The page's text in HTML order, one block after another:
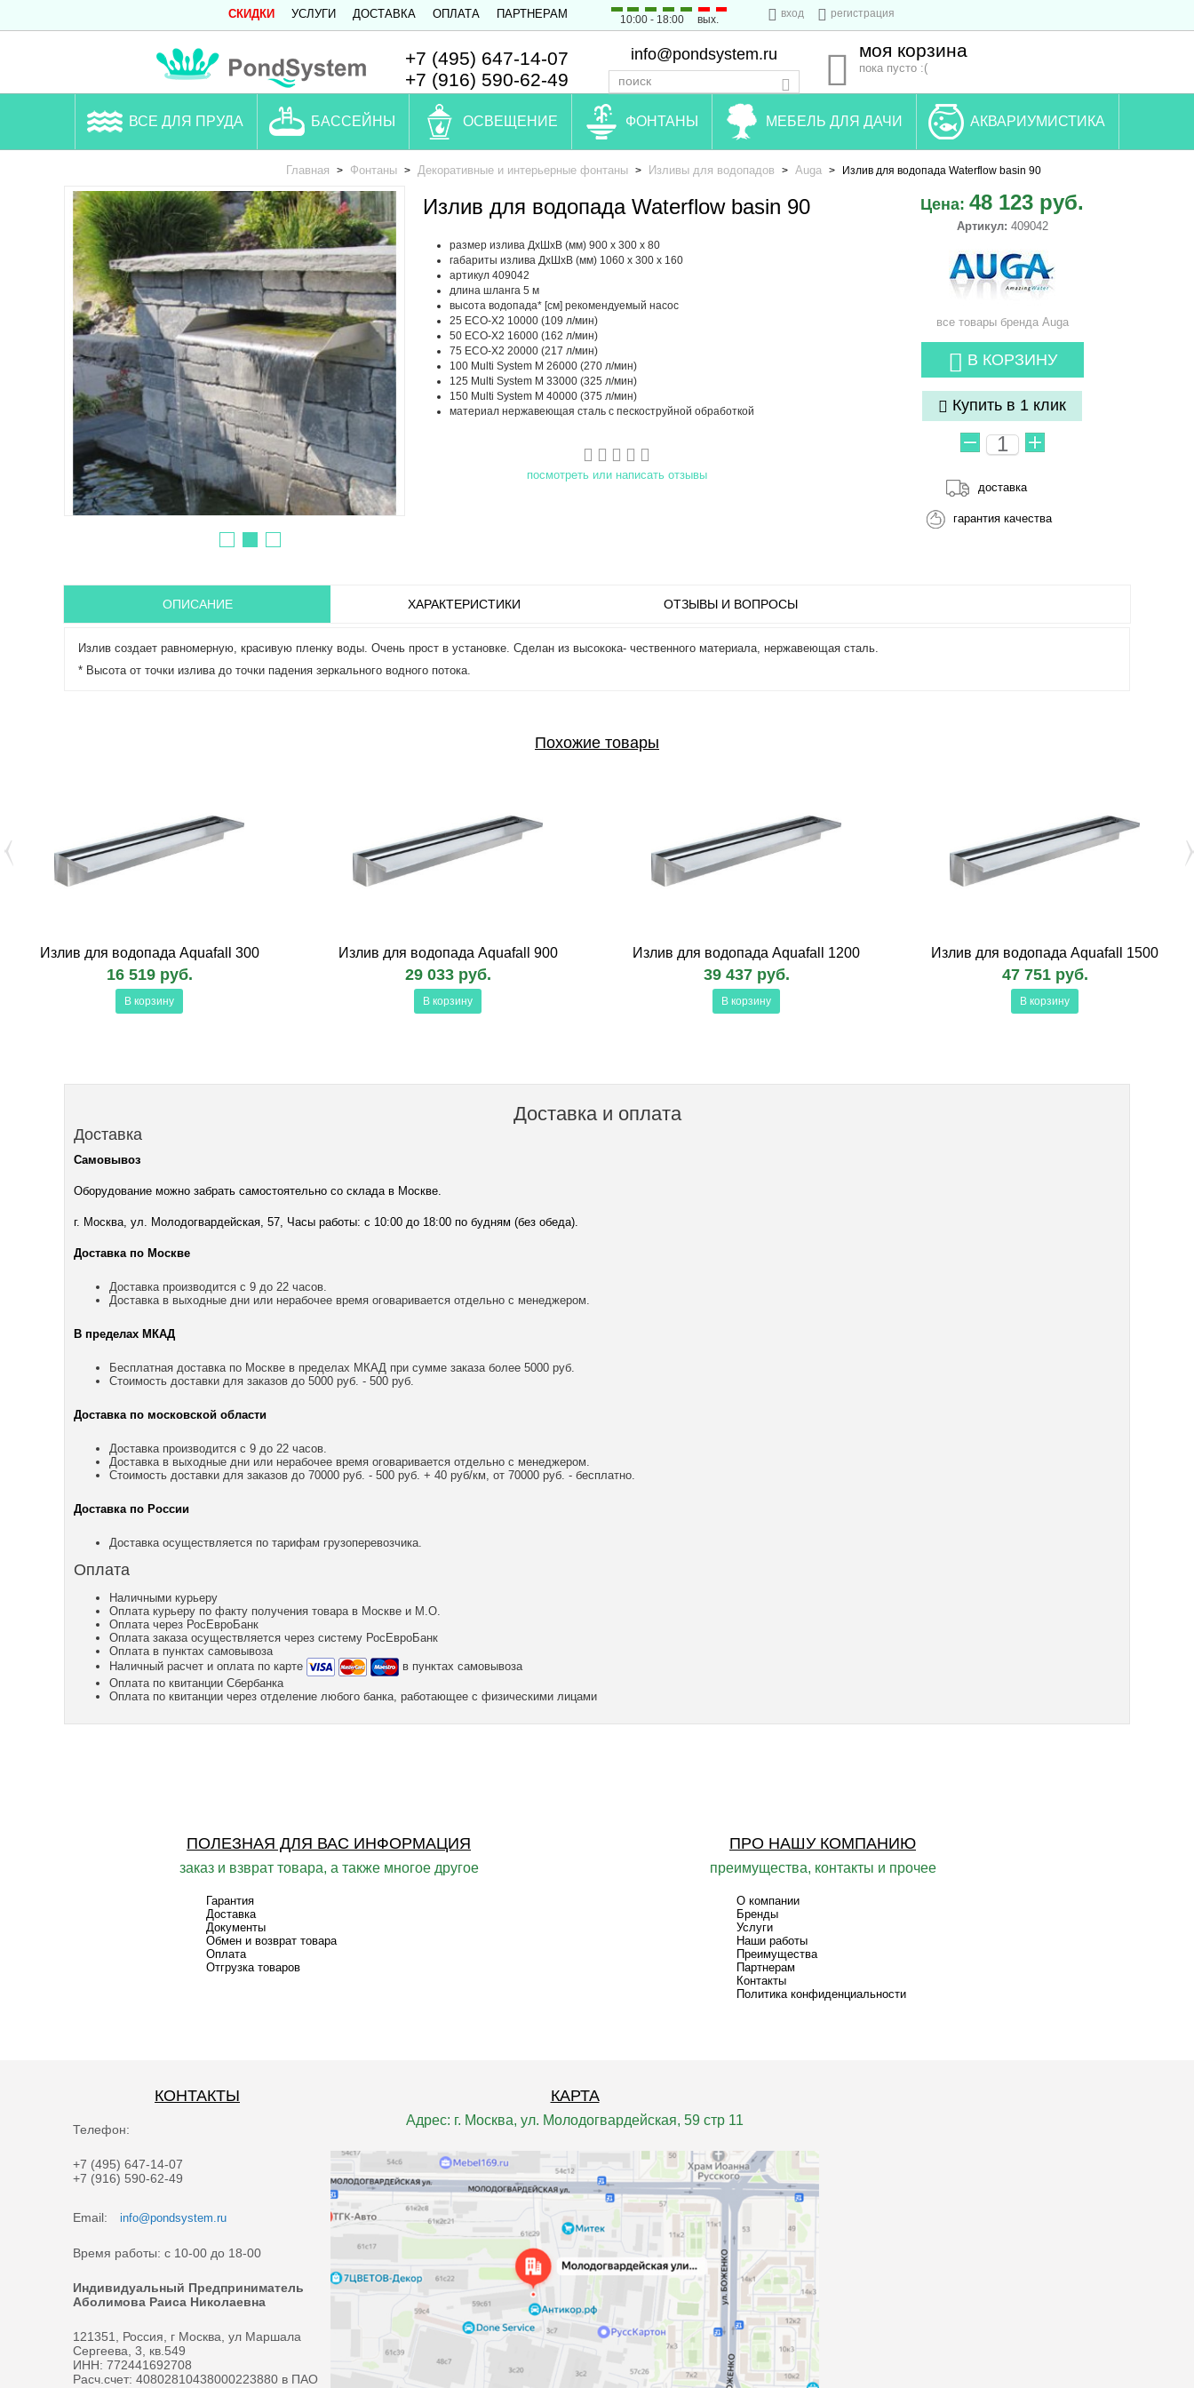
СКИДКИ УСЛУГИ ДОСТАВКА ОПЛАТА ПАРТНЕРАМ 10:00 - 18:00 вых.
вход регистрация
+7 (495) 647-14-07
+7 (916) 590-62-49
info@pondsystem.ru моя корзина
пока пусто :(
ВСЕ ДЛЯ ПРУДА БАССЕЙНЫ ОСВЕЩЕНИЕ ФОНТАНЫ МЕБЕЛЬ ДЛЯ ДАЧИ АКВАРИУМИСТИКА
Главная > Фонтаны > Декоративные и интерьерные фонтаны > Изливы для водопадов > Auga > Излив для водопада Waterflow basin 90
Излив для водопада Waterflow basin 90
размер излива ДхШхВ (мм) 900 x 300 x 80
габариты излива ДхШхВ (мм) 1060 x 300 x 160
артикул 409042
длина шланга 5 м
высота водопада* [см] рекомендуемый насос
25 ECO-X2 10000 (109 л/мин)
50 ECO-X2 16000 (162 л/мин)
75 ECO-X2 20000 (217 л/мин)
100 Multi System M 26000 (270 л/мин)
125 Multi System M 33000 (325 л/мин)
150 Multi System M 40000 (375 л/мин)
материал нержавеющая сталь с пескоструйной обработкой
посмотреть или написать отзывы
Цена: 48 123 руб.
Артикул: 409042
все товары бренда Auga
В КОРЗИНУ
Купить в 1 клик
доставка
гарантия качества
ОПИСАНИЕ ХАРАКТЕРИСТИКИ ОТЗЫВЫ И ВОПРОСЫ
Излив создает равномерную, красивую пленку воды. Очень прост в установке. Сделан из высокока- чественного материала, нержавеющая сталь.
* Высота от точки излива до точки падения зеркального водного потока.
Похожие товары
Излив для водопада Aquafall 300
16 519 руб.
В корзину
Излив для водопада Aquafall 900
29 033 руб.
В корзину
Излив для водопада Aquafall 1200
39 437 руб.
В корзину
Излив для водопада Aquafall 1500
47 751 руб.
В корзину
Доставка и оплата
Доставка
Самовывоз
Оборудование можно забрать самостоятельно со склада в Москве.
г. Москва, ул. Молодогвардейская, 57, Часы работы: с 10:00 до 18:00 по будням (без обеда).
Доставка по Москве
Доставка производится с 9 до 22 часов.
Доставка в выходные дни или нерабочее время оговаривается отдельно с менеджером.
В пределах МКАД
Бесплатная доставка по Москве в пределах МКАД при сумме заказа более 5000 руб.
Стоимость доставки для заказов до 5000 руб. - 500 руб.
Доставка по московской области
Доставка производится с 9 до 22 часов.
Доставка в выходные дни или нерабочее время оговаривается отдельно с менеджером.
Стоимость доставки для заказов до 70000 руб. - 500 руб. + 40 руб/км, от 70000 руб. - бесплатно.
Доставка по России
Доставка осуществляется по тарифам грузоперевозчика.
Оплата
Наличными курьеру
Оплата курьеру по факту получения товара в Москве и М.О.
Оплата через РосЕвроБанк
Оплата заказа осуществляется через систему РосЕвроБанк
Оплата в пунктах самовывоза
Наличный расчет и оплата по карте
в пунктах самовывоза
Оплата по квитанции Сбербанка
Оплата по квитанции через отделение любого банка, работающее с физическими лицами
ПРО НАШУ КОМПАНИЮ
преимущества, контакты и прочее
О компании
Бренды
Услуги
Наши работы
Преимущества
Партнерам
Контакты
Политика конфиденциальности
ПОЛЕЗНАЯ ДЛЯ ВАС ИНФОРМАЦИЯ
заказ и взврат товара, а также многое другое
Гарантия
Доставка
Документы
Обмен и возврат товара
Оплата
Отгрузка товаров
КОНТАКТЫ
Телефон:
+7 (495) 647-14-07
+7 (916) 590-62-49
Email: info@pondsystem.ru
Время работы: с 10-00 до 18-00
Индивидуальный Предприниматель
Аболимова Раиса Николаевна
121351, Россия, г Москва, ул Маршала
Сергеева, 3, кв.549
ИНН: 772441692708
Расч.счет: 40802810438000223880 в ПАО
КАРТА
Адрес: г. Москва, ул. Молодогвардейская, 59 стр 11